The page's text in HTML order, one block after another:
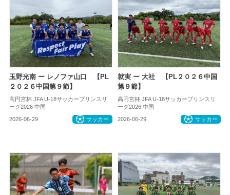
玉野光南 ー レノファ山口 【PL
２０２６中国第９節】
高円宮杯 JFA U-18サッカープリンスリ
ーグ2026 中国
2026-06-29 サッカー
就実 ー 大社 【PL２０２６中国
第９節】
高円宮杯 JFA U-18サッカープリンスリ
ーグ2026 中国
2026-06-29 サッカー